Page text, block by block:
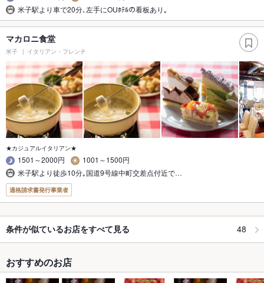
米子駅より車で20分､左手にOUﾎﾃﾙの看板あり｡
マカロニ食堂
米子 イタリアン・フレンチ
★カジュアルイタリアン★
1501～2000円
1001～1500円
米子駅より徒歩10分｡国道9号線中町交差点付近で…
適格請求書発行事業者
条件が似ているお店をすべて見る 48
おすすめのお店